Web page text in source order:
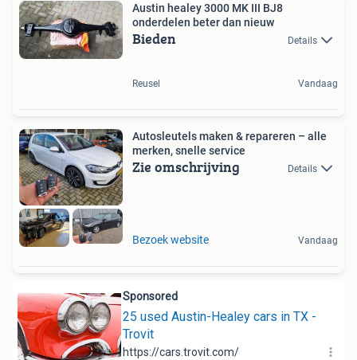
Austin healey 3000 MK III BJ8
onderdelen beter dan nieuw
Bieden Details
Reusel Vandaag
Autosleutels maken & repareren – alle
merken, snelle service
Zie omschrijving Details
Bezoek website Vandaag